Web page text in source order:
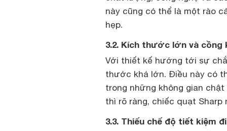
này cũng có thể là một rào
hẹp.
3.2. Kích thước lớn và cồng
Với thiết kế hướng tới sự
thước khá lớn. Điều này có
trong những không gian
thì rõ ràng, chiếc quạt Sharp
3.3. Thiếu chế độ tiết kiệm